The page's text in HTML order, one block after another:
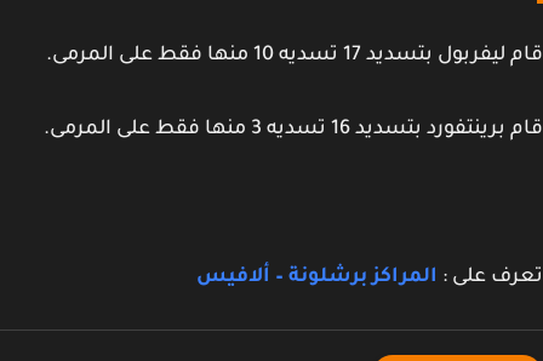
بتسديد 17 تسديه 10 منها فقط على المرمى.
بتسديد 16 تسديه 3 منها فقط على المرمى.
على :المراكز برشلونة – ألافيس